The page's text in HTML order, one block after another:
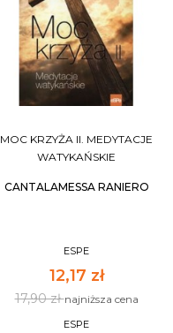
MOC KRZYŻA II. MEDYTACJE
WATYKAŃSKIE
CANTALAMESSA RANIERO
ESPE
12,17 zł
17,90 złnajniższa cena
ESPE